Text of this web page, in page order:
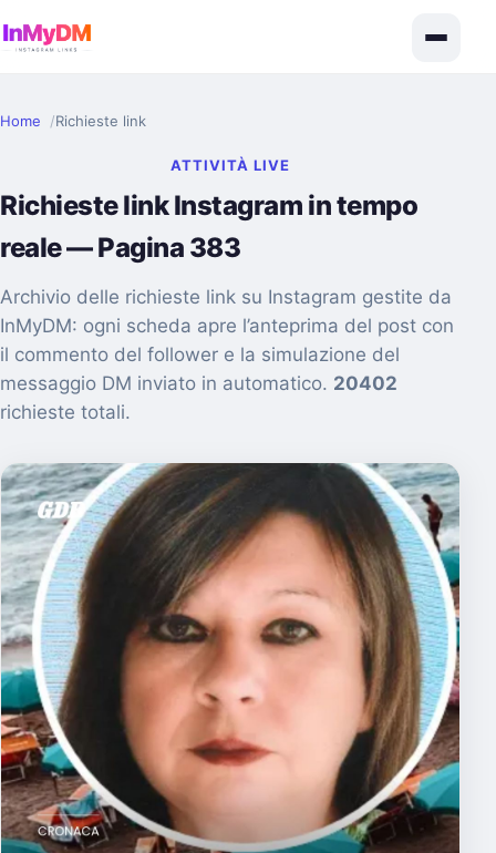
Home Richieste link
ATTIVITÀ LIVE
Richieste link Instagram in tempo
reale — Pagina 383
Archivio delle richieste link su Instagram gestite da
InMyDM: ogni scheda apre l’anteprima del post con
il commento del follower e la simulazione del
messaggio DM inviato in automatico. 20402
richieste totali.